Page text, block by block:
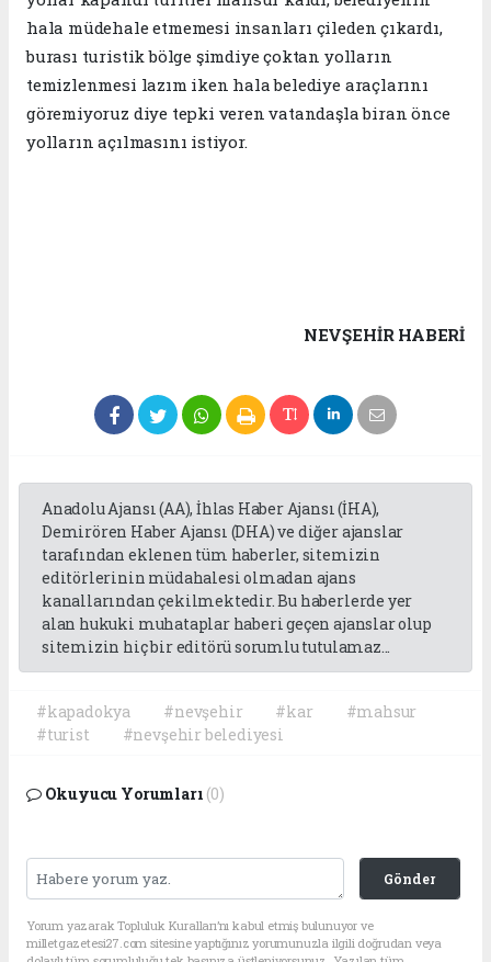
hala müdehale etmemesi insanları çileden çıkardı,
burası turistik bölge şimdiye çoktan yolların
temizlenmesi lazım iken hala belediye araçlarını
göremiyoruz diye tepki veren vatandaşla biran önce
yolların açılmasını istiyor.
NEVŞEHIR HABERİ
Anadolu Ajansı (AA), İhlas Haber Ajansı (İHA),
Demirören Haber Ajansı (DHA) ve diğer ajanslar
tarafından eklenen tüm haberler, sitemizin
editörlerinin müdahalesi olmadan ajans
kanallarından çekilmektedir. Bu haberlerde yer
alan hukuki muhataplar haberi geçen ajanslar olup
sitemizin hiç bir editörü sorumlu tutulamaz...
#kapadokya #nevşehir #kar
#mahsur
#turist
#nevşehir belediyesi
Okuyucu Yorumları (0)
Gönder
Yorum yazarak Topluluk Kuralları’nı kabul etmiş bulunuyor ve
milletgazetesi27.com sitesine yaptığınız yorumunuzla ilgili doğrudan veya